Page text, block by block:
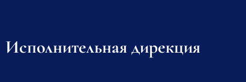
Исполнительная дирекция